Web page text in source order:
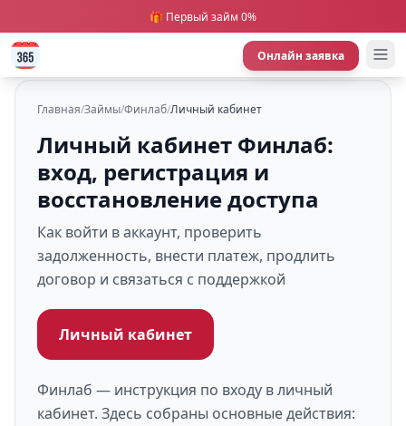
🎁 Первый займ 0%
Онлайн заявка
Главная/Займы/Финлаб/Личный кабинет
Личный кабинет Финлаб:
вход, регистрация и
восстановление доступа
Как войти в аккаунт, проверить
задолженность, внести платеж, продлить
договор и связаться с поддержкой
Личный кабинет
Финлаб — инструкция по входу в личный
кабинет. Здесь собраны основные действия: